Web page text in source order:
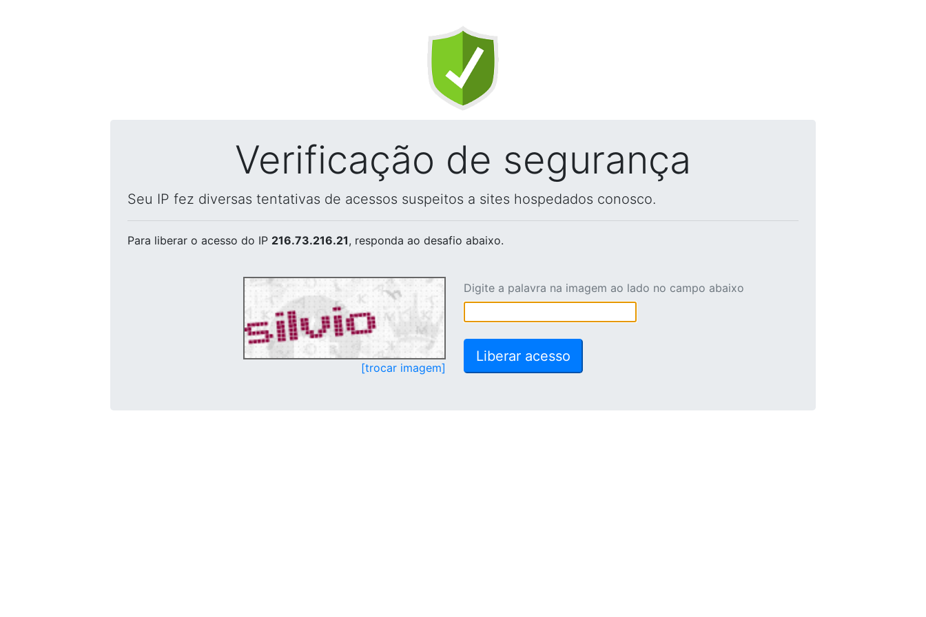
Verificação de segurança
Seu IP fez diversas tentativas de acessos suspeitos a sites hospedados conosco.
Para liberar o acesso do IP 216.73.216.21, responda ao desafio abaixo.
[trocar imagem]
Digite a palavra na imagem ao lado no campo abaixo